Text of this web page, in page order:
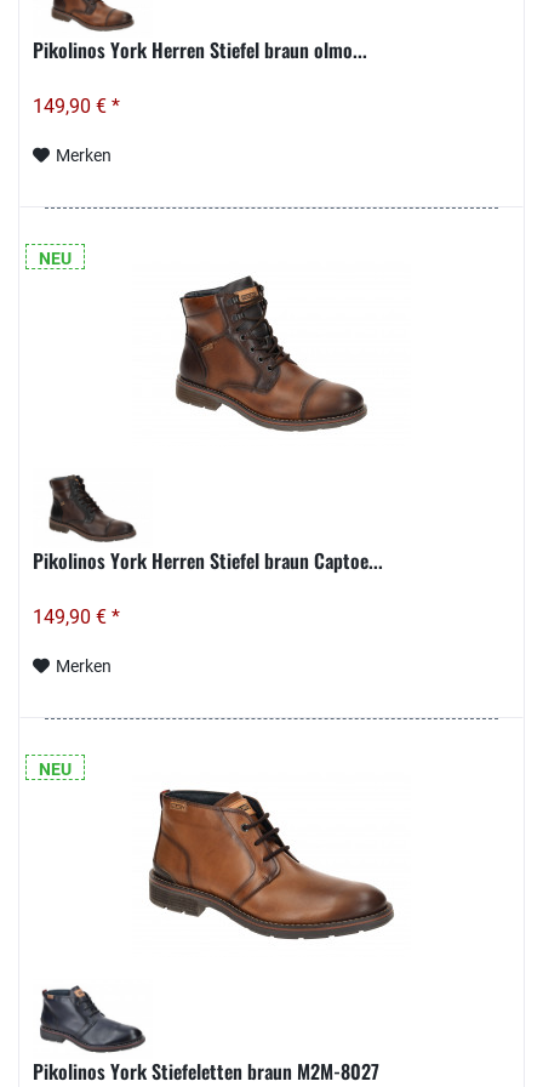
Pikolinos York Herren Stiefel braun olmo...
149,90 € *
Merken
NEU
Pikolinos York Herren Stiefel braun Captoe...
149,90 € *
Merken
NEU
Pikolinos York Stiefeletten braun M2M-8027